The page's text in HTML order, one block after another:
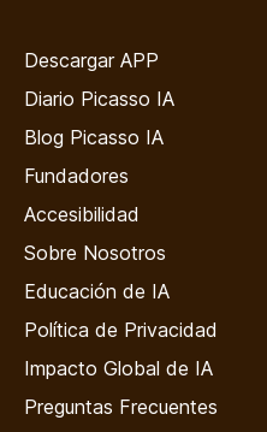
Descargar APP
Diario Picasso IA
Blog Picasso IA
Fundadores
Accesibilidad
Sobre Nosotros
Educación de IA
Política de Privacidad
Impacto Global de IA
Preguntas Frecuentes